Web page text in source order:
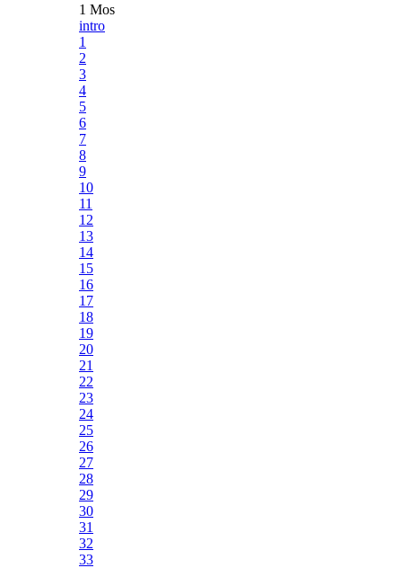
1 Mos
intro
1
2
3
4
5
6
7
8
9
10
11
12
13
14
15
16
17
18
19
20
21
22
23
24
25
26
27
28
29
30
31
32
33